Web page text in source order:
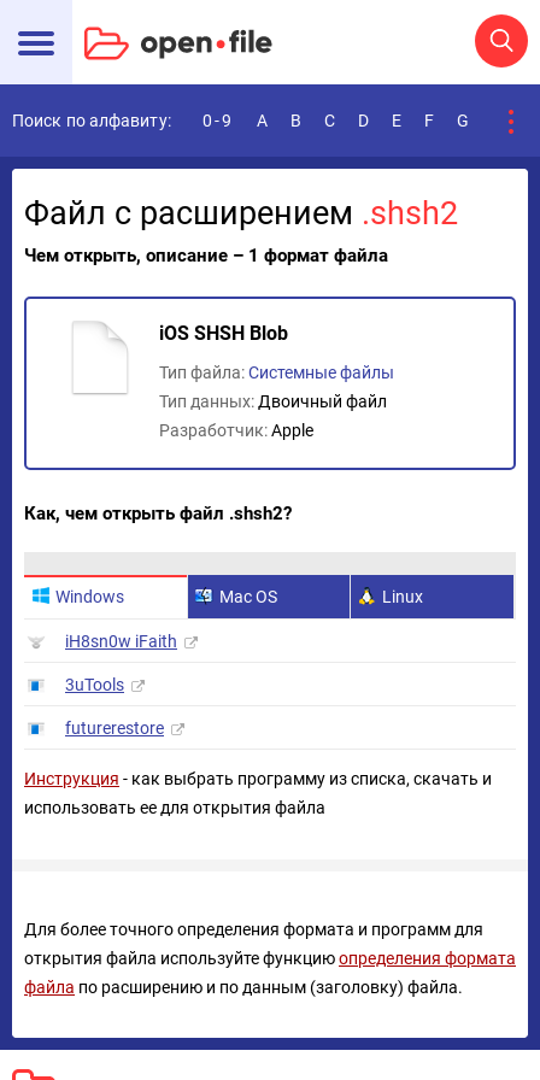
Поиск по алфавиту: 0-9 A B C D E F G
Файл с расширением .shsh2
Чем открыть, описание – 1 формат файла
iOS SHSH Blob
Тип файла:Системные файлы
Тип данных: Двоичный файл
Разработчик:Apple
Как, чем открыть файл .shsh2?
Windows Mac OS Linux
iH8sn0w iFaith
3uTools
futurerestore
Инструкция - как выбрать программу из списка, скачать и
использовать ее для открытия файла
Для более точного определения формата и программ для
открытия файла используйте функциюопределения формата
файла по расширению и по данным (заголовку) файла.